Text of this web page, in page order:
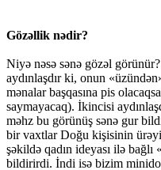
Gözəllik nədir?
Niyə nəsə sənə gözəl
aydınlaşdır ki, onun
mənalar başqasına pis
saymayacaq). İkincisi
məhz bu görünüş sənə gur
bir vaxtlar Doğu kişisinin
şəkildə qadın ideyası ilə bağlı
bildirirdi. İndi isə bizim